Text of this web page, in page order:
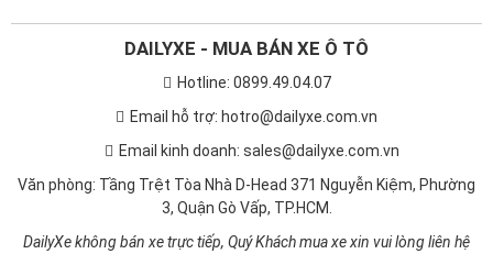
DAILYXE - MUA BÁN XE Ô TÔ
Hotline: 0899.49.04.07
Email hỗ trợ: hotro@dailyxe.com.vn
Email kinh doanh: sales@dailyxe.com.vn
Văn phòng: Tầng Trệt Tòa Nhà D-Head 371 Nguyễn Kiệm, Phường
3, Quận Gò Vấp, TP.HCM.
DailyXe không bán xe trực tiếp, Quý Khách mua xe xin vui lòng liên hệ